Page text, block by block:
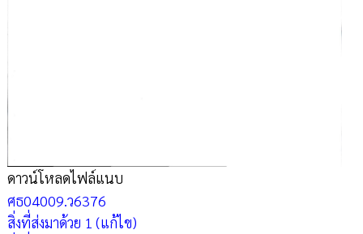
ดาวน์โหลดไฟล์แนบ
ศธ04009.ว6376
สิ่งที่ส่งมาด้วย 1 (แก้ไข)